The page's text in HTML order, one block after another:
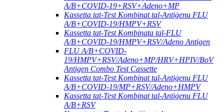
A/B+COVID-19+RSV+Adeno+MP
Kassetta tat-Test Kombinat tal-Antiġenu FLU
A/B+COVID-19/HMPV+RSV
Kassetta tat-Test Kombinata tal-FLU
A/B+COVID-19/HMPV+RSV/Adeno Antigen
FLU A/B+COVID-
19/HMPV+RSV/Adeno+MP/HRV+HPIV/BoV
Antigen Combo Test Cassette
Kassetta tat-Test Kombinat tal-Antiġenu FLU
A/B+COVID-19/MP+RSV/Adeno+HMPV
Kassetta tat-Test Kombinat tal-Antiġenu FLU
A/B+RSV